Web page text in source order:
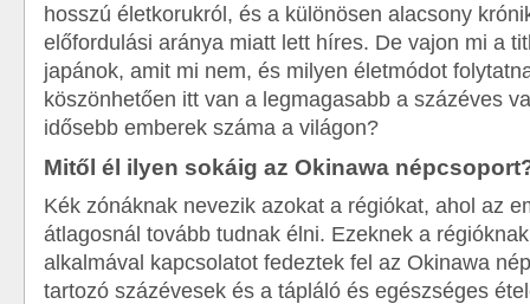
hosszú életkorukról, és a különösen alacsony
előfordulási aránya miatt lett híres. De vajon mi a
japánok, amit mi nem, és milyen életmódot
köszönhetően itt van a legmagasabb a százéves
idősebb emberek száma a világon?
Mitől él ilyen sokáig az Okinawa
Kék zónáknak nevezik azokat a régiókat, ahol az
átlagosnál tovább tudnak élni. Ezeknek a
alkalmával kapcsolatot fedeztek fel az Okinawa
tartozó százévesek és a tápláló és egészséges